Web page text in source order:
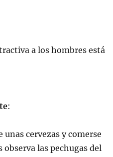
a los hombres está
:
cervezas y comerse
las pechugas del